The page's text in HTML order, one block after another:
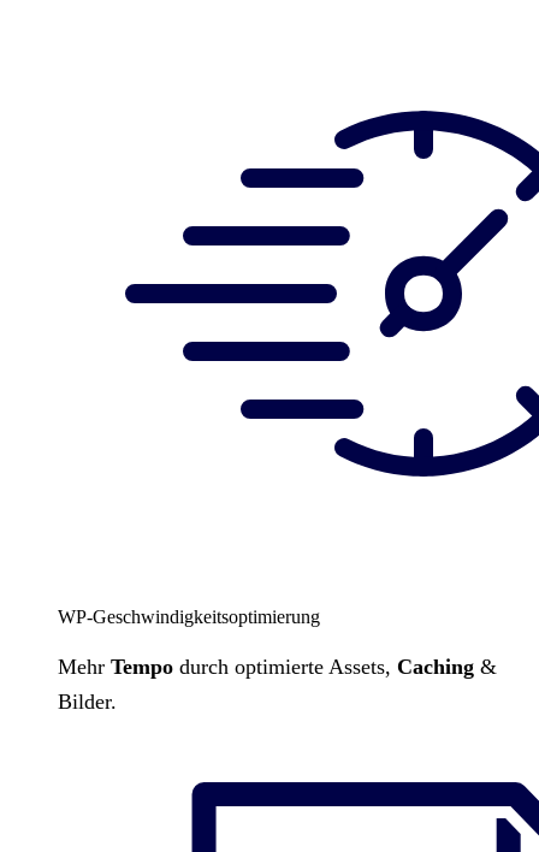
WP-Geschwindigkeitsoptimierung
Mehr Tempo durch optimierte Assets, Caching &
Bilder.